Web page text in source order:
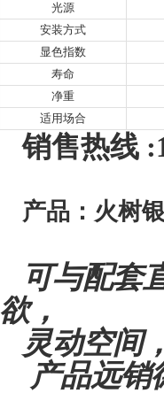
光源
安装方式
显色指数
寿命
净重
适用场合
销售热线
产品：火树
可与配套
欲，
灵动空间
产品远销